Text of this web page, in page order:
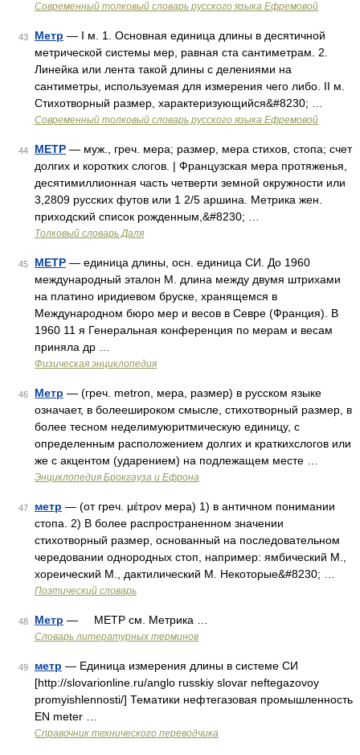
Современный толковый словарь русского языка Ефремовой
43 Метр — I м. 1. Основная единица длины в десятичной
метрической системы мер, равная ста сантиметрам. 2.
Линейка или лента такой длины с делениями на
сантиметры, используемая для измерения чего либо. II м.
Стихотворный размер, характеризующийся&#8230; …
Современный толковый словарь русского языка Ефремовой
44 МЕТР — муж., греч. мера; размер, мера стихов, стопа; счет
долгих и коротких слогов. | Французская мера протяженья,
десятимиллионная часть четверти земной окружности или
3,2809 русских футов или 1 2/5 аршина. Метрика жен.
приходский список рожденным,&#8230; …
Толковый словарь Даля
45 МЕТР — единица длины, осн. единица СИ. До 1960
международный эталон M. длина между двумя штрихами
на платино иридиевом бруске, хранящемся в
Международном бюро мер и весов в Севре (Франция). В
1960 11 я Генеральная конференция по мерам и весам
приняла др …
Физическая энциклопедия
46 Метр — (греч. metron, мера, размер) в русском языке
означает, в болеешироком смысле, стихотворный размер, в
более тесном неделимуюритмическую единицу, с
определенным расположением долгих и краткихслогов или
же с акцентом (ударением) на подлежащем месте …
Энциклопедия Брокгауза и Ефрона
47 метр — (от греч. μέτρον мера) 1) в античном понимании
стопа. 2) В более распространенном значении
стихотворный размер, основанный на последовательном
чередовании однородных стоп, например: ямбический М.,
хореический М., дактилический М. Некоторые&#8230; …
Поэтический словарь
48 Метр — МЕТР см. Метрика …
Словарь литературных терминов
49 метр — Единица измерения длины в системе СИ
[http://slovarionline.ru/anglo russkiy slovar neftegazovoy
promyishlennosti/] Тематики нефтегазовая промышленность
EN meter …
Справочник технического переводчика